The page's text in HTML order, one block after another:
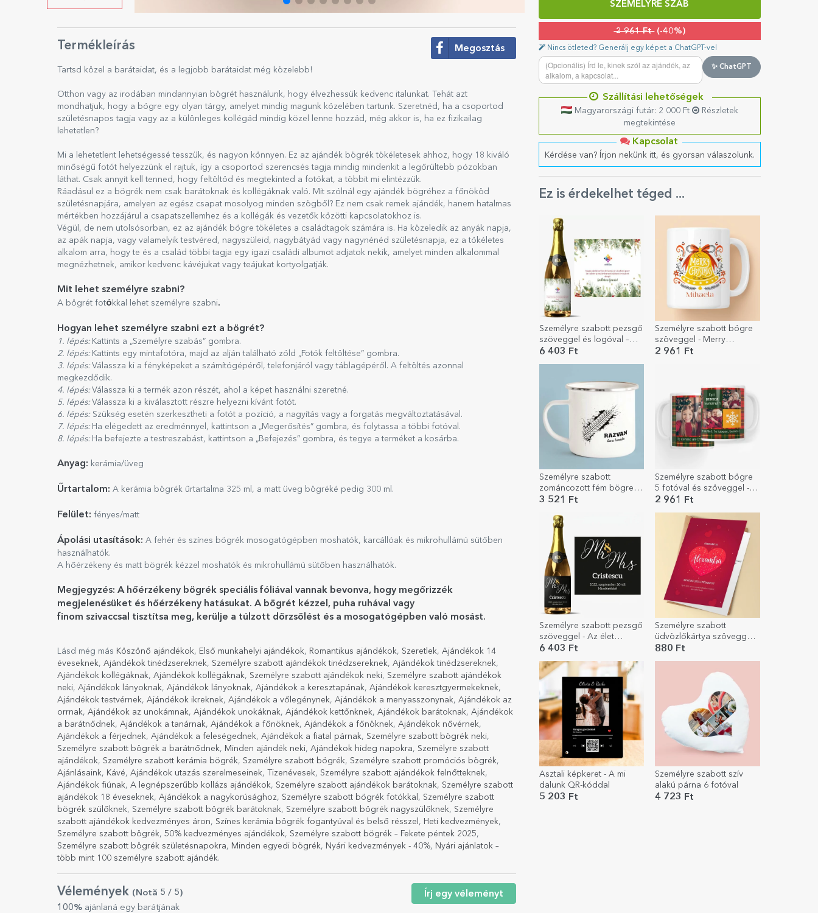
SZEMÉLYRE SZAB
2 961 Ft(-40%)
Nincs ötleted? Generálj egy képet a ChatGPT-vel
✨ ChatGPT
Szállítási lehetőségek
Magyarországi futár: 2 000 Ft
Részletek
megtekintése
Kapcsolat
Kérdése van? Írjon nekünk itt, és gyorsan válaszolunk.
Ez is érdekelhet téged ...
Személyre szabott pezsgő
szöveggel és logóval –
Boldog ünnepeket!
6 403 Ft
Személyre szabott bögre
szöveggel - Merry
Christmas Bell
2 961 Ft
Személyre szabott
zománcozott fém bögre –
szeretek motorozni
3 521 Ft
Személyre szabott bögre
5 fotóval és szöveggel -
Karácsonyi
2 961 Ft
Személyre szabott pezsgő
szöveggel - Az élet
ünneplése
6 403 Ft
Személyre szabott
üdvözlőkártya szöveggel -
Szívek
880 Ft
Asztali képkeret - A mi
dalunk QR-kóddal
5 203 Ft
Személyre szabott szív
alakú párna 6 fotóval
4 723 Ft
Termékleírás Megosztás
Tartsd közel a barátaidat, és a legjobb barátaidat még közelebb!
Otthon vagy az irodában mindannyian bögrét használunk, hogy élvezhessük kedvenc italunkat. Tehát azt
mondhatjuk, hogy a bögre egy olyan tárgy, amelyet mindig magunk közelében tartunk. Szeretnéd, ha a csoportod
születésnapos tagja vagy az a különleges kollégád mindig közel lenne hozzád, még akkor is, ha ez fizikailag
lehetetlen?
Mi a lehetetlent lehetségessé tesszük, és nagyon könnyen. Ez az ajándék bögrék tökéletesek ahhoz, hogy 18 kiváló
minőségű fotót helyezzünk el rajtuk, így a csoportod szerencsés tagja mindig mindenkit a legőrültebb pózokban
láthat. Csak annyit kell tenned, hogy feltöltöd és megtekinted a fotókat, a többit mi elintézzük.
Ráadásul ez a bögrék nem csak barátoknak és kollégáknak való. Mit szólnál egy ajándék bögréhez a főnököd
születésnapjára, amelyen az egész csapat mosolyog minden szögből? Ez nem csak remek ajándék, hanem hatalmas
mértékben hozzájárul a csapatszellemhez és a kollégák és vezetők közötti kapcsolatokhoz is.
Végül, de nem utolsósorban, ez az ajándék bögre tökéletes a családtagok számára is. Ha közeledik az anyák napja,
az apák napja, vagy valamelyik testvéred, nagyszüleid, nagybátyád vagy nagynénéd születésnapja, ez a tökéletes
alkalom arra, hogy te és a család többi tagja egy igazi családi albumot adjatok nekik, amelyet minden alkalommal
megnézhetnek, amikor kedvenc kávéjukat vagy teájukat kortyolgatják.
Mit lehet személyre szabni?
A bögrét fotó kkal lehet személyre szabni.
Hogyan lehet személyre szabni ezt a bögrét?
1. lépés: Kattints a „Személyre szabás” gombra.
2. lépés: Kattints egy mintafotóra, majd az alján található zöld „Fotók feltöltése” gombra.
3. lépés: Válassza ki a fényképeket a számítógépéről, telefonjáról vagy táblagépéről. A feltöltés azonnal
megkezdődik.
4. lépés: Válassza ki a termék azon részét, ahol a képet használni szeretné.
5. lépés: Válassza ki a kiválasztott részre helyezni kívánt fotót.
6. lépés: Szükség esetén szerkesztheti a fotót a pozíció, a nagyítás vagy a forgatás megváltoztatásával.
7. lépés: Ha elégedett az eredménnyel, kattintson a „Megerősítés” gombra, és folytassa a többi fotóval.
8. lépés: Ha befejezte a testreszabást, kattintson a „Befejezés” gombra, és tegye a terméket a kosárba.
Anyag: kerámia/üveg
Űrtartalom: A kerámia bögrék űrtartalma 325 ml, a matt üveg bögréké pedig 300 ml.
Felület: fényes/matt
Ápolási utasítások: A fehér és színes bögrék mosogatógépben moshatók, karcállóak és mikrohullámú sütőben
használhatók.
A hőérzékeny és matt bögrék kézzel moshatók és mikrohullámú sütőben használhatók.
Megjegyzés: A hőérzékeny bögrék speciális fóliával vannak bevonva, hogy megőrizzék
megjelenésüket és hőérzékeny hatásukat. A bögrét kézzel, puha ruhával vagy
finom szivaccsal tisztítsa meg, kerülje a túlzott dörzsölést és a mosogatógépben való mosást.
Lásd még más Köszönő ajándékok, Első munkahelyi ajándékok, Romantikus ajándékok, Szeretlek, Ajándékok 14
éveseknek, Ajándékok tinédzsereknek, Személyre szabott ajándékok tinédzsereknek, Ajándékok tinédzsereknek,
Ajándékok kollégáknak, Ajándékok kollégáknak, Személyre szabott ajándékok neki, Személyre szabott ajándékok
neki, Ajándékok lányoknak, Ajándékok lányoknak, Ajándékok a keresztapának, Ajándékok keresztgyermekeknek,
Ajándékok testvérnek, Ajándékok ikreknek, Ajándékok a vőlegénynek, Ajándékok a menyasszonynak, Ajándékok az
orrnak, Ajándékok az unokámnak, Ajándékok unokáknak, Ajándékok kettőnknek, Ajándékok barátoknak, Ajándékok
a barátnődnek, Ajándékok a tanárnak, Ajándékok a főnöknek, Ajándékok a főnöknek, Ajándékok nővérnek,
Ajándékok a férjednek, Ajándékok a feleségednek, Ajándékok a fiatal párnak, Személyre szabott bögrék neki,
Személyre szabott bögrék a barátnődnek, Minden ajándék neki, Ajándékok hideg napokra, Személyre szabott
ajándékok, Személyre szabott kerámia bögrék, Személyre szabott bögrék, Személyre szabott promóciós bögrék,
Ajánlásaink, Kávé, Ajándékok utazás szerelmeseinek, Tizenévesek, Személyre szabott ajándékok felnőtteknek,
Ajándékok fiúnak, A legnépszerűbb kollázs ajándékok, Személyre szabott ajándékok barátoknak, Személyre szabott
ajándékok 18 éveseknek, Ajándékok a nagykorúsághoz, Személyre szabott bögrék fotókkal , Személyre szabott
bögrék szülőknek, Személyre szabott bögrék barátoknak, Személyre szabott bögrék nagyszülőknek, Személyre
szabott ajándékok kedvezményes áron, Színes kerámia bögrék fogantyúval és belső résszel , Heti kedvezmények,
Személyre szabott bögrék, 50% kedvezményes ajándékok, Személyre szabott bögrék – Fekete péntek 2025,
Személyre szabott bögrék születésnapokra, Minden egyedi bögrék, Nyári kedvezmények - 40%, Nyári ajánlatok –
több mint 100 személyre szabott ajándék.
Vélemények (Notă 5 / 5)
100% ajánlaná egy barátjának
Írj egy véleményt